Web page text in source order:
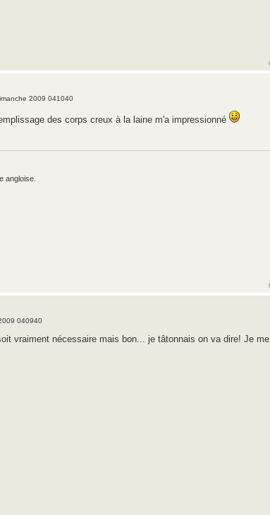
2009 041040
des corps creux à la laine m'a impressionné
angloise.
040940
vraiment nécessaire mais bon... je tâtonnais on va dire! Je me